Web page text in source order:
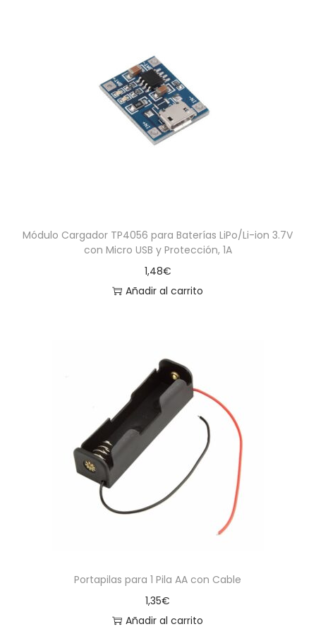
Módulo Cargador TP4056 para Baterías LiPo/Li-ion 3.7V
con Micro USB y Protección, 1A
1,48€
Añadir al carrito
Portapilas para 1 Pila AA con Cable
1,35€
Añadir al carrito